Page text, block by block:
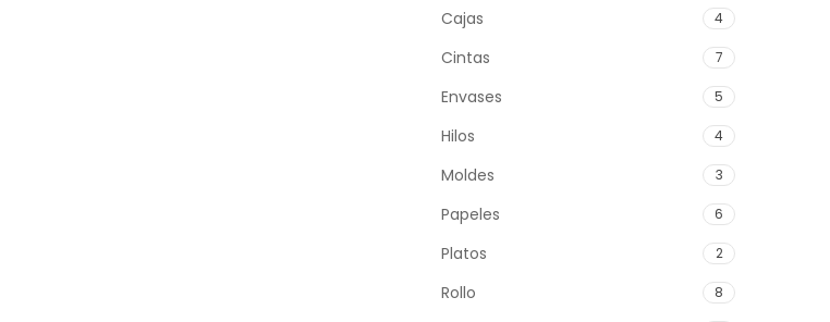
Cajas 4
Cintas 7
Envases 5
Hilos 4
Moldes 3
Papeles 6
Platos 2
Rollo 8